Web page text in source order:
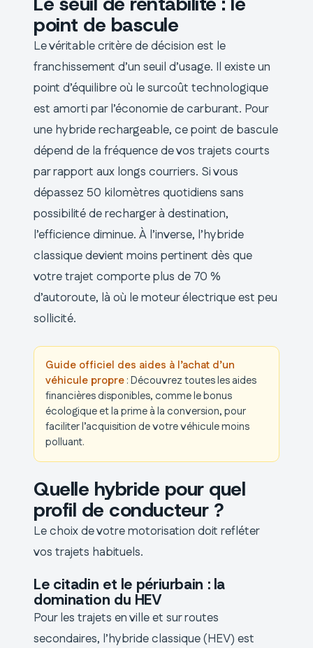
point de bascule
Le véritable critère de décision est le
franchissement d’un seuil d’usage. Il existe un
point d’équilibre où le surcoût technologique
est amorti par l’économie de carburant. Pour
une hybride rechargeable, ce point de bascule
dépend de la fréquence de vos trajets courts
par rapport aux longs courriers. Si vous
dépassez 50 kilomètres quotidiens sans
possibilité de recharger à destination,
l’efficience diminue. À l’inverse, l’hybride
classique devient moins pertinent dès que
votre trajet comporte plus de 70 %
d’autoroute, là où le moteur électrique est peu
sollicité.
Guide officiel des aides à l’achat d’un
véhicule propre: Découvrez toutes les aides
financières disponibles, comme le bonus
écologique et la prime à la conversion, pour
faciliter l’acquisition de votre véhicule moins
polluant.
Quelle hybride pour quel
profil de conducteur ?
Le choix de votre motorisation doit refléter
vos trajets habituels.
Le citadin et le périurbain : la
domination du HEV
Pour les trajets en ville et sur routes
secondaires, l’hybride classique (HEV) est